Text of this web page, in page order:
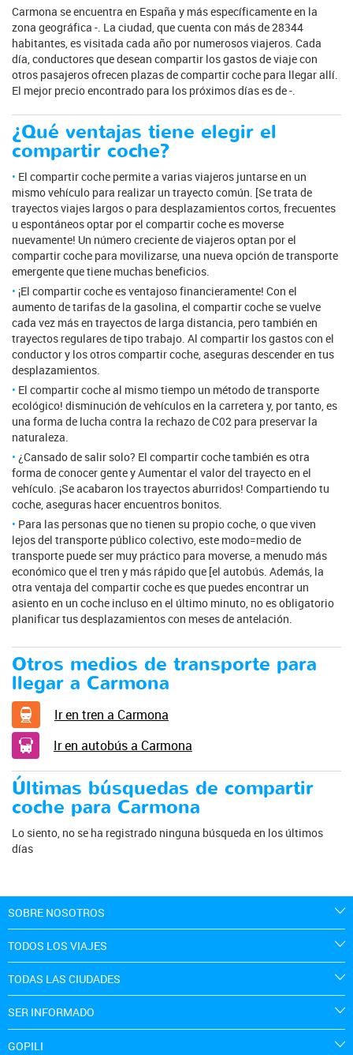
Carmona se encuentra en España y más específicamente en la
zona geográfica -. La ciudad, que cuenta con más de 28344
habitantes, es visitada cada año por numerosos viajeros. Cada
día, conductores que desean compartir los gastos de viaje con
otros pasajeros ofrecen plazas de compartir coche para llegar allí.
El mejor precio encontrado para los próximos días es de -.
¿Qué ventajas tiene elegir el
compartir coche?
El compartir coche permite a varias viajeros juntarse en un
mismo vehículo para realizar un trayecto común. [Se trata de
trayectos viajes largos o para desplazamientos cortos, frecuentes
u espontáneos optar por el compartir coche es moverse
nuevamente! Un número creciente de viajeros optan por el
compartir coche para movilizarse, una nueva opción de transporte
emergente que tiene muchas beneficios.
¡El compartir coche es ventajoso financieramente! Con el
aumento de tarifas de la gasolina, el compartir coche se vuelve
cada vez más en trayectos de larga distancia, pero también en
trayectos regulares de tipo trabajo. Al compartir los gastos con el
conductor y los otros compartir coche, aseguras descender en tus
desplazamientos.
El compartir coche al mismo tiempo un método de transporte
ecológico! disminución de vehículos en la carretera y, por tanto, es
una forma de lucha contra la rechazo de C02 para preservar la
naturaleza.
¿Cansado de salir solo? El compartir coche también es otra
forma de conocer gente y Aumentar el valor del trayecto en el
vehículo. ¡Se acabaron los trayectos aburridos! Compartiendo tu
coche, aseguras hacer encuentros bonitos.
Para las personas que no tienen su propio coche, o que viven
lejos del transporte público colectivo, este modo=medio de
transporte puede ser muy práctico para moverse, a menudo más
económico que el tren y más rápido que [el autobús. Además, la
otra ventaja del compartir coche es que puedes encontrar un
asiento en un coche incluso en el último minuto, no es obligatorio
planificar tus desplazamientos con meses de antelación.
Otros medios de transporte para
llegar a Carmona
Ir en tren a Carmona
Ir en autobús a Carmona
Últimas búsquedas de compartir
coche para Carmona
Lo siento, no se ha registrado ninguna búsqueda en los últimos
días
SOBRE NOSOTROS
TODOS LOS VIAJES
TODAS LAS CIUDADES
SER INFORMADO
GOPILI